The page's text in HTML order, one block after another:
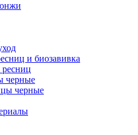
и биозавивка
черные
черные